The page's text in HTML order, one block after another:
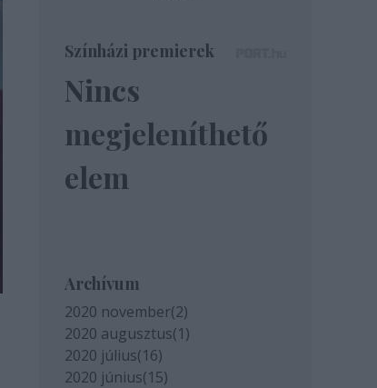
Színházi premierek
Nincs
megjeleníthető
elem
Archívum
2020 november(2)
2020 augusztus(1)
2020 július(16)
2020 június(15)